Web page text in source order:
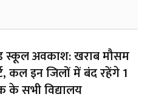
स्कूल अवकाश: खराब मौसम
कल इन जिलों में बंद रहेंगे 1
के सभी विद्यालय